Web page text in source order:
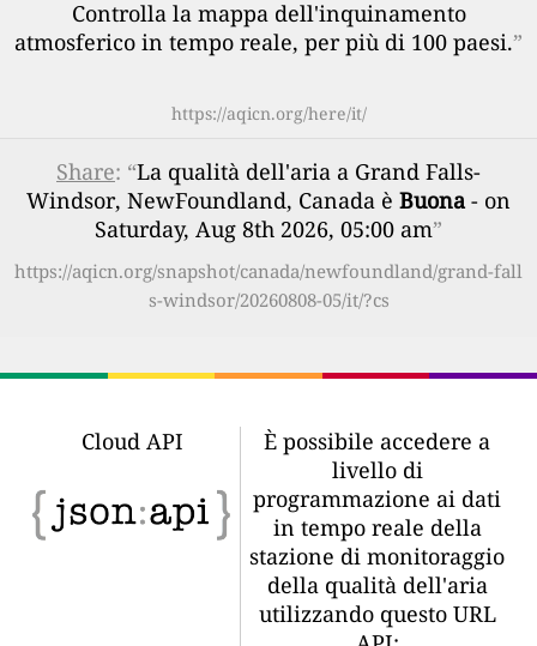
Controlla la mappa dell'inquinamento
atmosferico in tempo reale, per più di 100 paesi.”
https://aqicn.org/here/it/
Share: “La qualità dell'aria a Grand Falls-
Windsor, NewFoundland, Canada è Buona- on
Saturday, Aug 8th 2026, 05:00 am”
https://aqicn.org/snapshot/canada/newfoundland/grand-fall
s-windsor/20260808-05/it/?cs
Cloud API
È possibile accedere a
livello di
programmazione ai dati
in tempo reale della
stazione di monitoraggio
della qualità dell'aria
utilizzando questo URL